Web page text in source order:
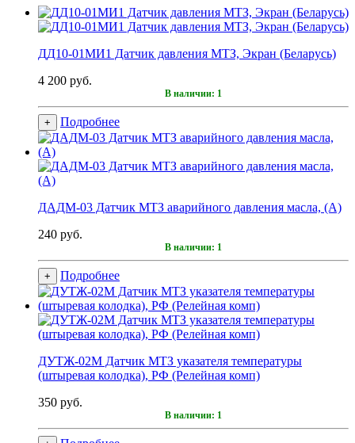
ДД10-01МИ1 Датчик давления МТЗ, Экран (Беларусь)
4 200 руб.
В наличии: 1
+ Подробнее
ДАДМ-03 Датчик МТЗ аварийного давления масла, (А)
240 руб.
В наличии: 1
+ Подробнее
ДУТЖ-02М Датчик МТЗ указателя температуры
(штыревая колодка), РФ (Релейная комп)
350 руб.
В наличии: 1